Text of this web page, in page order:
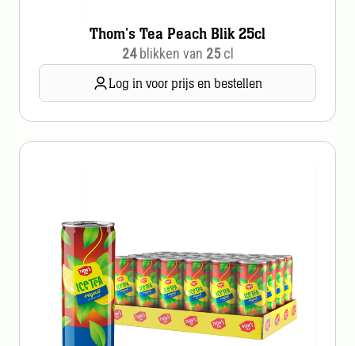
Thom's Tea Peach Blik 25cl
24blikken van 25cl
Log in voor prijs en bestellen